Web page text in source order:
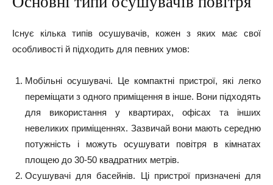
Існує кілька типів осушувачів, кожен з яких має свої
особливості й підходить для певних умов:
Мобільні осушувачі. Це компактні пристрої, які легко
переміщати з одного приміщення в інше. Вони підходять
для використання у квартирах, офісах та інших
невеликих приміщеннях. Зазвичай вони мають середню
потужність і можуть осушувати повітря в кімнатах
площею до 30-50 квадратних метрів.
Осушувачі для басейнів. Ці пристрої призначені для